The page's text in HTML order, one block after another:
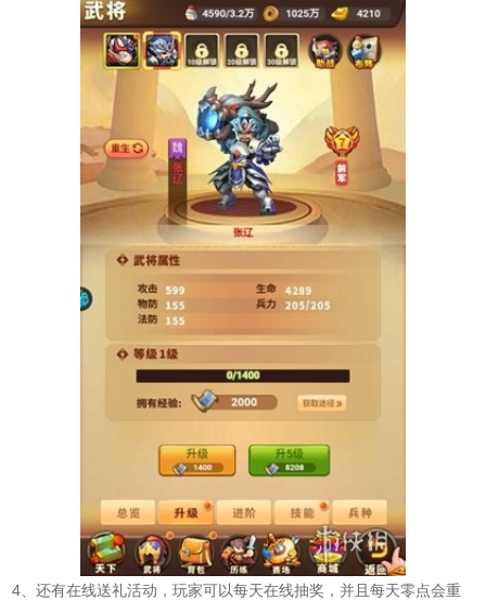
4、还有在线送礼活动，玩家可以每天在线抽奖，并且每天零点会重